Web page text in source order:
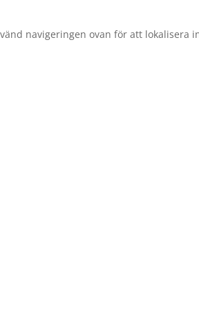
navigeringen ovan för att lokalisera